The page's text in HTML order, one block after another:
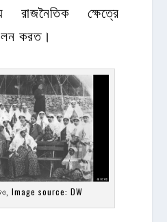
রাজনৈতিক ক্ষেত্রে
করত।
Image source: DW